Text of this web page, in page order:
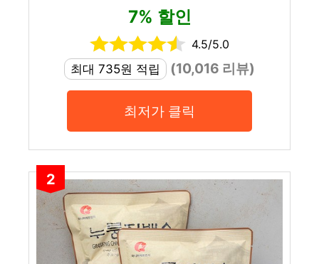
7% 할인
4.5/5.0
최대 735원 적립
(10,016 리뷰)
최저가 클릭
2